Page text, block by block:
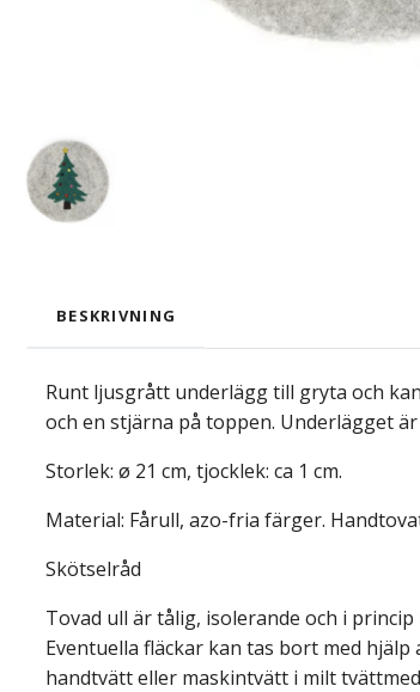
BESKRIVNING
Runt ljusgrått underlägg till gryta och
och en stjärna på toppen. Underlägget
Storlek: ø 21 cm, tjocklek: ca 1 cm.
Material: Fårull, azo-fria färger.
Skötselråd
Tovad ull är tålig, isolerande och i
Eventuella fläckar kan tas bort med
handtvätt eller maskintvätt i milt